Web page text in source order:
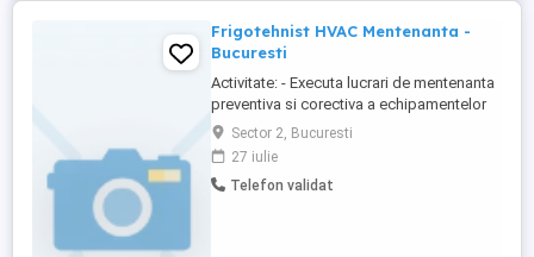
Frigotehnist HVAC Mentenanta -
Bucuresti
Activitate: - Executa lucrari de mentenanta
preventiva si corectiva a echipamentelor
industriale HVAC - Incarcare cu freon,
schimbare ulei, incuire ventiloare -
Echipamentele sunt in cladiri de birouri
Cerinte: - Experienta in instalatii HVAC +
Sector 2, Bucuresti
27 iulie
Telefon validat